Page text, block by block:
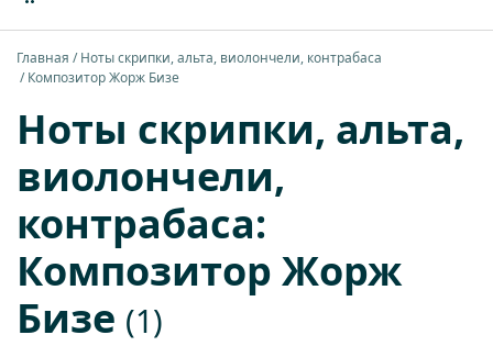
Главная
Ноты скрипки, альта, виолончели, контрабаса
Композитор Жорж Бизе
Ноты скрипки, альта,
виолончели,
контрабаса:
Композитор Жорж
Бизе (1)